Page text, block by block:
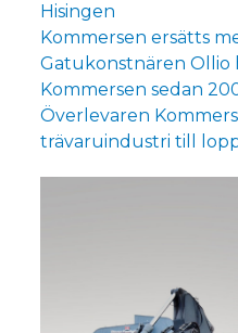
Hisingen
Kommersen ersätts
Gatukonstnären Ollio
Kommersen sedan
Överlevaren
trävaruindustri till